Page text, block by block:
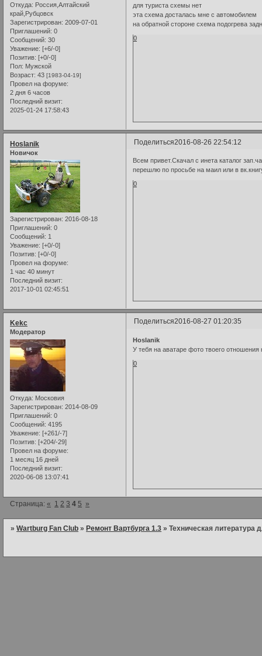
Откуда: Россия,Алтайский
край,Рубцовск
Зарегистрирован: 2009-07-01
Приглашений: 0
Сообщений: 30
Уважение: [+6/-0]
Позитив: [+0/-0]
Пол: Мужской
Возраст: 43 [1983-04-19]
Провел на форуме:
2 дня 6 часов
Последний визит:
2025-01-24 17:58:43
для туриста схемы нет
эта схема досталась мне с автомобилем
на обратной стороне схема подогрева
0
Поделиться2016-08-26 22:54:12
Hoslanik
Новичок
Зарегистрирован: 2016-08-18
Приглашений: 0
Сообщений: 1
Уважение: [+0/-0]
Позитив: [+0/-0]
Провел на форуме:
1 час 40 минут
Последний визит:
2017-10-01 02:45:51
Всем привет.Скачал с инета каталог
перешлю по просьбе на маил или в
0
Поделиться2016-08-27 01:20:35
Kekc
Модератор
Откуда: Московия
Зарегистрирован: 2014-08-09
Приглашений: 0
Сообщений: 4195
Уважение: [+261/-7]
Позитив: [+204/-29]
Провел на форуме:
1 месяц 16 дней
Последний визит:
2020-06-08 13:07:41
Hoslanik
У тебя на аватаре фото твоего отношения
0
Страница:« 1 2 3 4 5 »
»Wartburg Fan Club » Ремонт Вартбурга 1.3 »Техническая литература